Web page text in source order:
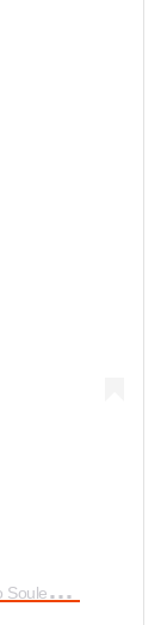
U
na publicación compartida por Rodolfo Soules (@rodolfoelchamo)